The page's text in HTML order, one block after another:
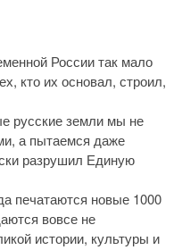
России так мало
кто их основал, строил,
русские земли мы не
а пытаемся даже
разрушил Единую
печатаются новые 1000
вовсе не
истории, культуры и